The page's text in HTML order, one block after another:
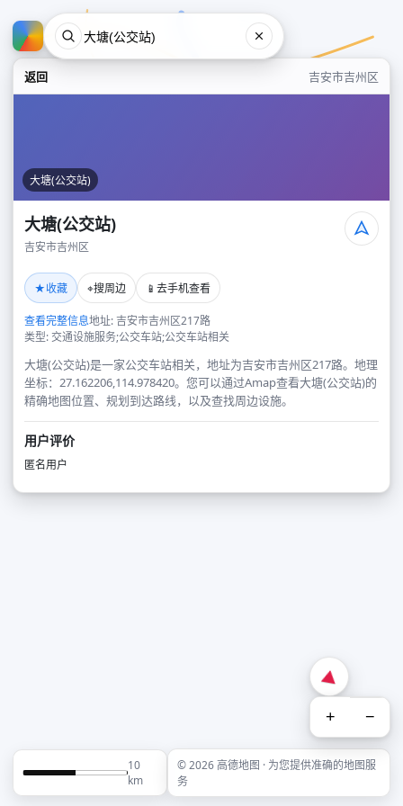
返回 吉安市吉州区
大塘(公交站)
大塘(公交站)
吉安市吉州区
★收藏 ⌖搜周边 📱 去手机查看
查看完整信息地址: 吉安市吉州区217路
类型: 交通设施服务;公交车站;公交车站相关
大塘(公交站)是一家公交车站相关，地址为吉安市吉州区217路。地理
坐标：27.162206,114.978420。您可以通过Amap查看大塘(公交站)的
精确地图位置、规划到达路线，以及查找周边设施。
用户评价
匿名用户
+ −
10
km
© 2026 高德地图 · 为您提供准确的地图服
务